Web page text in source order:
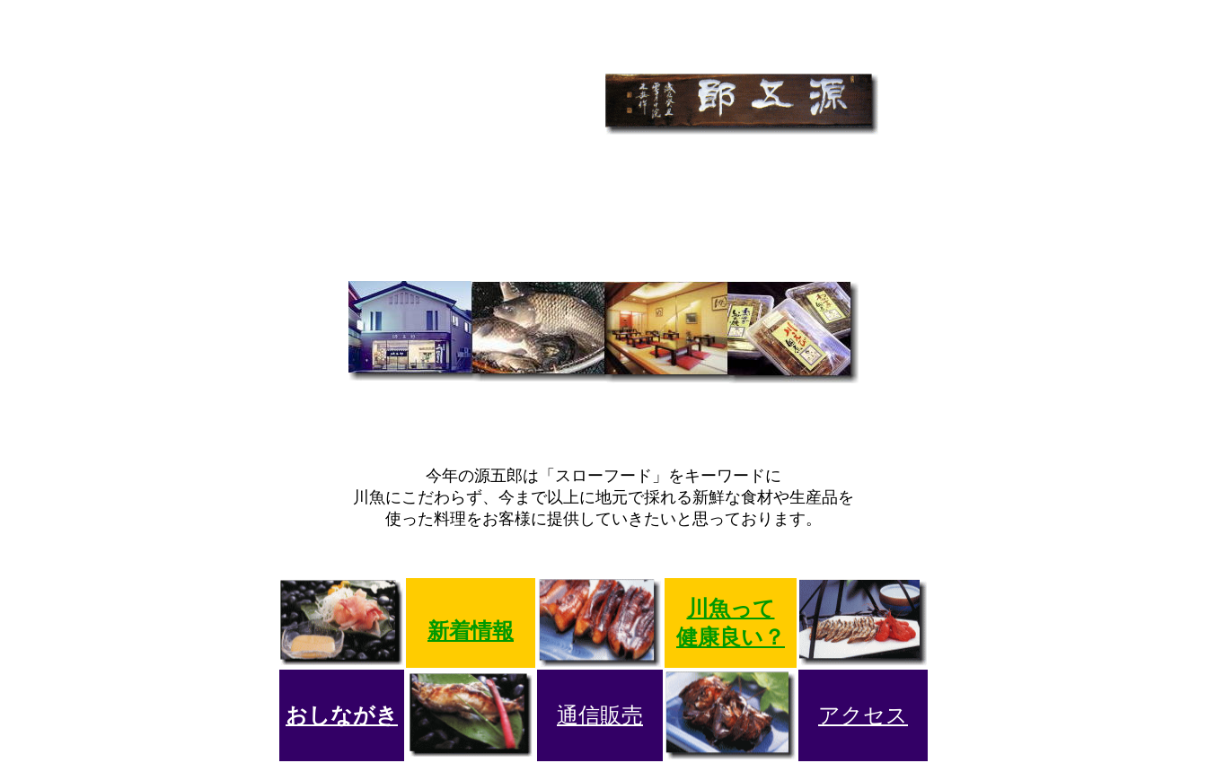
今年の源五郎は「スローフード」をキーワードに
川魚にこだわらず、今まで以上に地元で採れる新鮮な食材や生産品を
使った料理をお客様に提供していきたいと思っております。
新着情報
川魚って
健康良い？
おしながき 通信販売 アクセス